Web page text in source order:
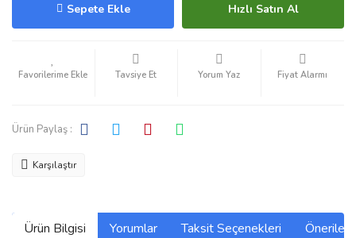
Sepete Ekle Hızlı Satın Al
Tavsiye Et Yorum Yaz Fiyat Alarmı
Ürün Paylaş :
Karşılaştır
Ürün Bilgisi Yorumlar Taksit Seçenekleri